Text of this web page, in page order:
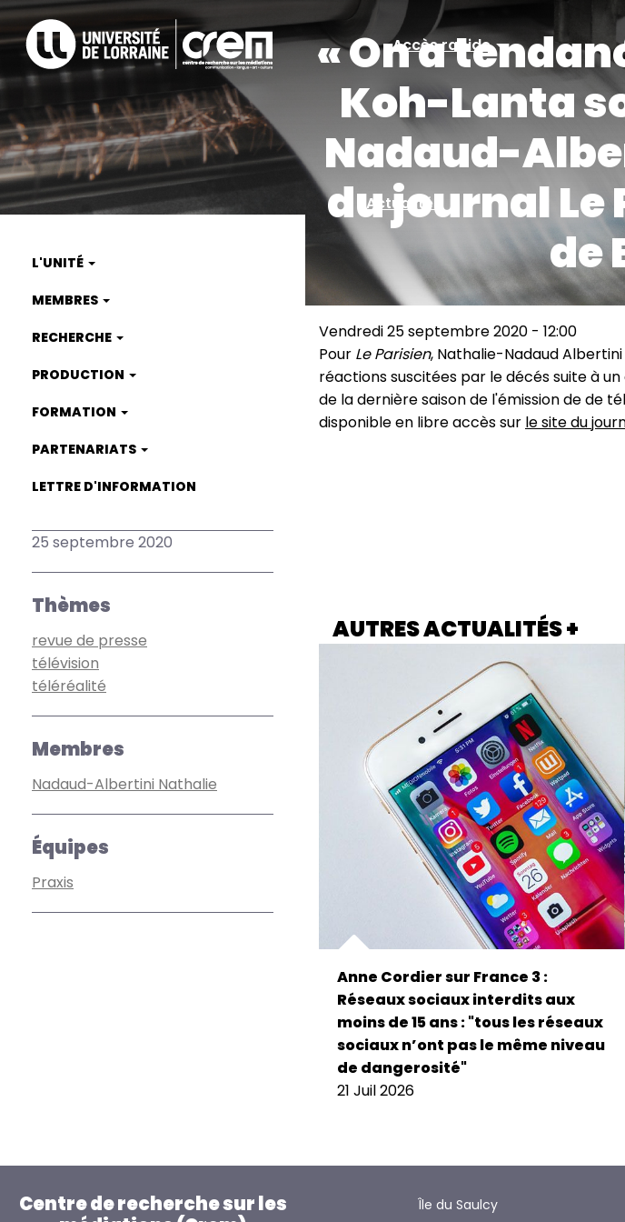
Aller
au
contenu
principal
Accès
rapide
Accès rapide
« On a
Koh-Lanta
Nadaud-
du journal Le
de
Actualités
L'UNITÉ
MEMBRES
RECHERCHE
PRODUCTION
FORMATION
PARTENARIATS
LETTRE D'INFORMATION
25 septembre 2020
Thèmes
revue de presse
télévision
téléréalité
Membres
Nadaud-Albertini Nathalie
Équipes
Praxis
Vendredi 25 septembre 2020 - 12:00
Pour Le Parisien, Nathalie-Nadaud
réactions suscitées par le décés suite à
de la dernière saison de l'émission de de
disponible en libre accès sur le site du
AUTRES ACTUALITÉS +
Anne Cordier sur France 3 :
Réseaux sociaux interdits aux
moins de 15 ans : "tous les réseaux
sociaux n’ont pas le même niveau
de dangerosité"
21 Juil 2026
Centre de recherche sur les
Île du Saulcy